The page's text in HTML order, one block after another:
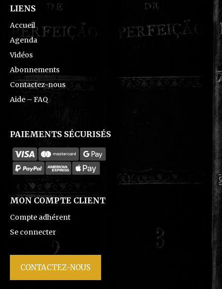
LIENS
Accueil
Agenda
Vidéos
Abonnements
Contactez-nous
Aide – FAQ
PAIEMENTS SÉCURISÉS
MON COMPTE CLIENT
Compte adhérent
Se connecter
CONTACTEZ-NOUS